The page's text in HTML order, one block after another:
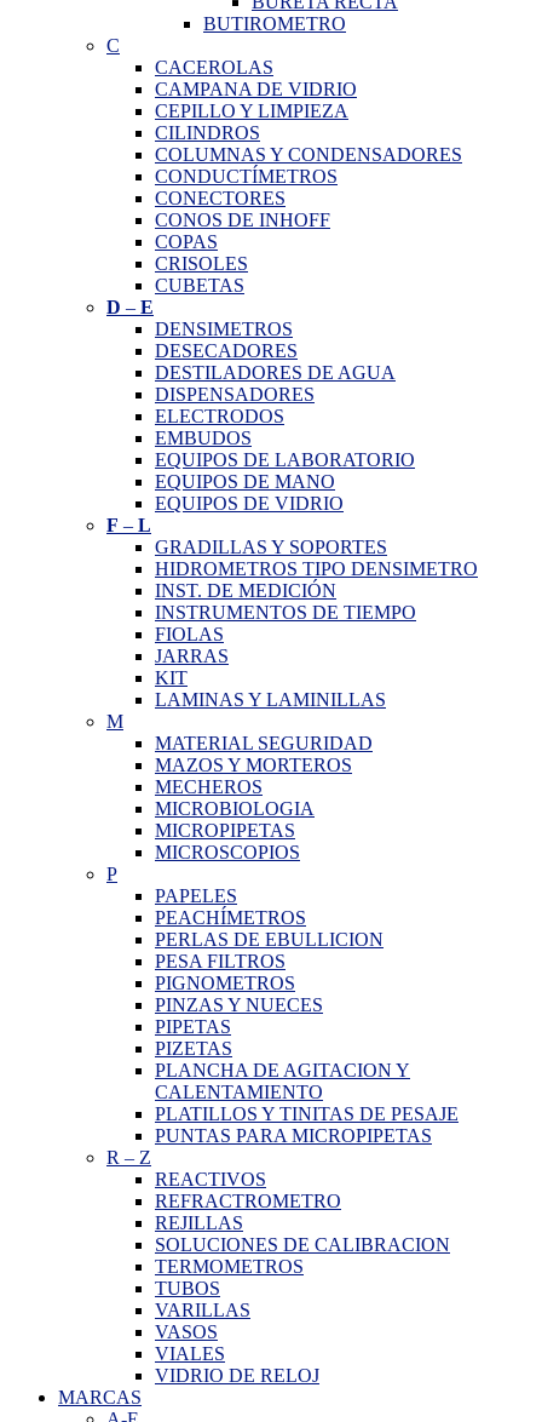
BUTIROMETRO
C
CACEROLAS
CAMPANA DE VIDRIO
CEPILLO Y LIMPIEZA
CILINDROS
COLUMNAS Y CONDENSADORES
CONDUCTÍMETROS
CONECTORES
CONOS DE INHOFF
COPAS
CRISOLES
CUBETAS
D – E
DENSIMETROS
DESECADORES
DESTILADORES DE AGUA
DISPENSADORES
ELECTRODOS
EMBUDOS
EQUIPOS DE LABORATORIO
EQUIPOS DE MANO
EQUIPOS DE VIDRIO
F – L
GRADILLAS Y SOPORTES
HIDROMETROS TIPO DENSIMETRO
INST. DE MEDICIÓN
INSTRUMENTOS DE TIEMPO
FIOLAS
JARRAS
KIT
LAMINAS Y LAMINILLAS
M
MATERIAL SEGURIDAD
MAZOS Y MORTEROS
MECHEROS
MICROBIOLOGIA
MICROPIPETAS
MICROSCOPIOS
P
PAPELES
PEACHÍMETROS
PERLAS DE EBULLICION
PESA FILTROS
PIGNOMETROS
PINZAS Y NUECES
PIPETAS
PIZETAS
PLANCHA DE AGITACION Y
CALENTAMIENTO
PLATILLOS Y TINITAS DE PESAJE
PUNTAS PARA MICROPIPETAS
R – Z
REACTIVOS
REFRACTROMETRO
REJILLAS
SOLUCIONES DE CALIBRACION
TERMOMETROS
TUBOS
VARILLAS
VASOS
VIALES
VIDRIO DE RELOJ
MARCAS